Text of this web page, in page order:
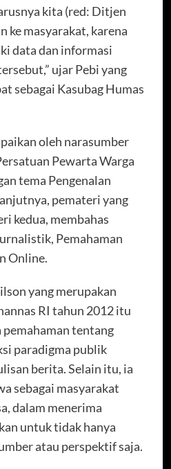
kita (red: Ditjen
ke masyarakat, karena
data dan informasi
ujar Pebi yang
sebagai Kasubag Humas
oleh narasumber
Pewarta Warga
tema Pengenalan
pemateri yang
kedua, membahas
Pemahaman
Online.
yang merupakan
RI tahun 2012 itu
tentang
paradigma publik
berita. Selain itu, ia
sebagai masyarakat
dalam menerima
untuk tidak hanya
atau perspektif saja.